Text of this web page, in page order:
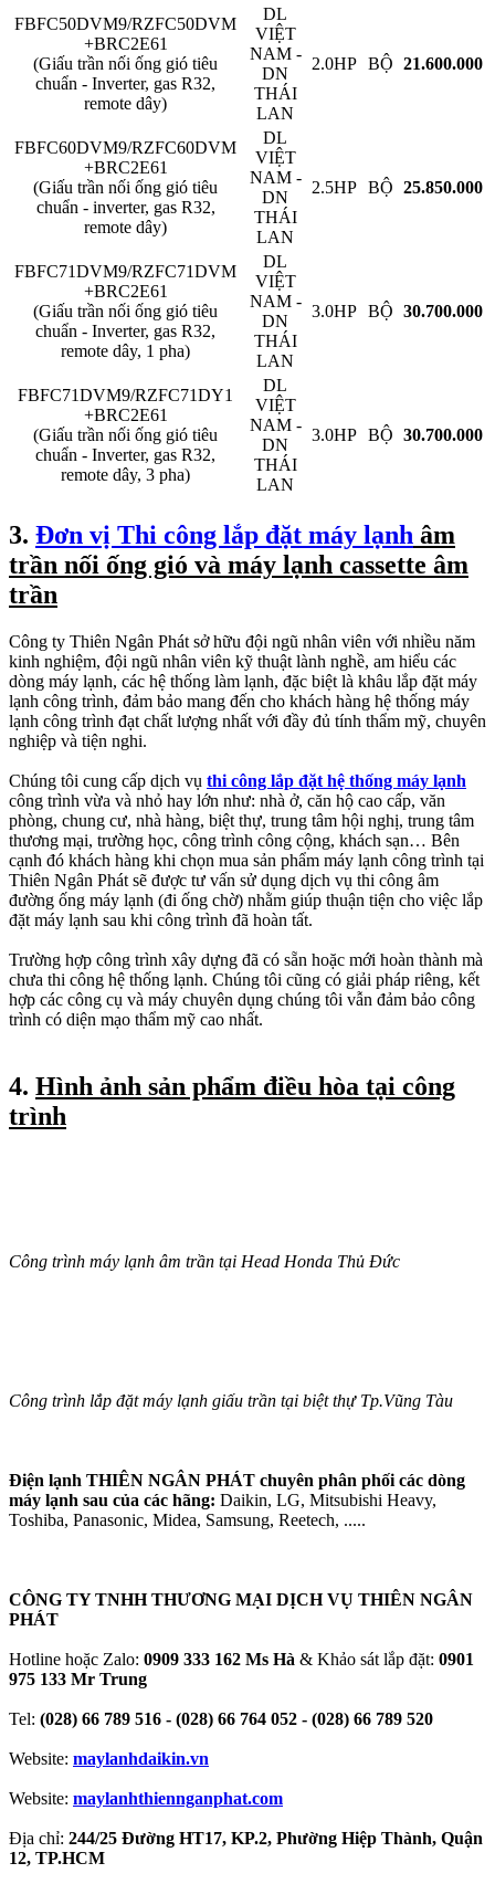
FBFC50DVM9/RZFC50DVM
+BRC2E61
(Giấu trần nối ống gió tiêu
chuẩn - Inverter, gas R32,
remote dây)
DL
VIỆT
NAM -
DN
THÁI
LAN
2.0HP BỘ 21.600.000
FBFC60DVM9/RZFC60DVM
+BRC2E61
(Giấu trần nối ống gió tiêu
chuẩn - inverter, gas R32,
remote dây)
DL
VIỆT
NAM -
DN
THÁI
LAN
2.5HP BỘ 25.850.000
FBFC71DVM9/RZFC71DVM
+BRC2E61
(Giấu trần nối ống gió tiêu
chuẩn - Inverter, gas R32,
remote dây, 1 pha)
DL
VIỆT
NAM -
DN
THÁI
LAN
3.0HP BỘ 30.700.000
FBFC71DVM9/RZFC71DY1
+BRC2E61
(Giấu trần nối ống gió tiêu
chuẩn - Inverter, gas R32,
remote dây, 3 pha)
DL
VIỆT
NAM -
DN
THÁI
LAN
3.0HP BỘ 30.700.000
3. Đơn vị Thi công lắp đặt máy lạnh âm
trần nối ống gió và máy lạnh cassette âm
trần
Công ty Thiên Ngân Phát sở hữu đội ngũ nhân viên với nhiều năm
kinh nghiệm, đội ngũ nhân viên kỹ thuật lành nghề, am hiểu các
dòng máy lạnh, các hệ thống làm lạnh, đặc biệt là khâu lắp đặt máy
lạnh công trình, đảm bảo mang đến cho khách hàng hệ thống máy
lạnh công trình đạt chất lượng nhất với đầy đủ tính thẩm mỹ, chuyên
nghiệp và tiện nghi.
Chúng tôi cung cấp dịch vụ thi công lắp đặt hệ thống máy lạnh
công trình vừa và nhỏ hay lớn như: nhà ở, căn hộ cao cấp, văn
phòng, chung cư, nhà hàng, biệt thự, trung tâm hội nghị, trung tâm
thương mại, trường học, công trình công cộng, khách sạn… Bên
cạnh đó khách hàng khi chọn mua sản phẩm máy lạnh công trình tại
Thiên Ngân Phát sẽ được tư vấn sử dụng dịch vụ thi công âm
đường ống máy lạnh (đi ống chờ) nhằm giúp thuận tiện cho việc lắp
đặt máy lạnh sau khi công trình đã hoàn tất.
Trường hợp công trình xây dựng đã có sẵn hoặc mới hoàn thành mà
chưa thi công hệ thống lạnh. Chúng tôi cũng có giải pháp riêng, kết
hợp các công cụ và máy chuyên dụng chúng tôi vẫn đảm bảo công
trình có diện mạo thẩm mỹ cao nhất.
4. Hình ảnh sản phẩm điều hòa tại công
trình
Công trình máy lạnh âm trần tại Head Honda Thủ Đức
Công trình lắp đặt máy lạnh giấu trần tại biệt thự Tp.Vũng Tàu
Điện lạnh THIÊN NGÂN PHÁT chuyên phân phối các dòng
máy lạnh sau của các hãng: Daikin, LG, Mitsubishi Heavy,
Toshiba, Panasonic, Midea, Samsung, Reetech, .....
CÔNG TY TNHH THƯƠNG MẠI DỊCH VỤ THIÊN NGÂN
PHÁT
Hotline hoặc Zalo: 0909 333 162 Ms Hà & Khảo sát lắp đặt: 0901
975 133 Mr Trung
Tel: (028) 66 789 516 - (028) 66 764 052 - (028) 66 789 520
Website: maylanhdaikin.vn
Website: maylanhthiennganphat.com
Địa chỉ: 244/25 Đường HT17, KP.2, Phường Hiệp Thành, Quận
12, TP.HCM